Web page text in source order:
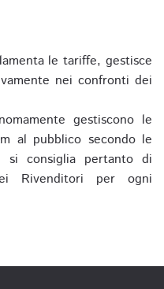
le tariffe, gestisce
nei confronti dei
gestiscono le
al pubblico secondo le
si consiglia pertanto di
Rivenditori per ogni